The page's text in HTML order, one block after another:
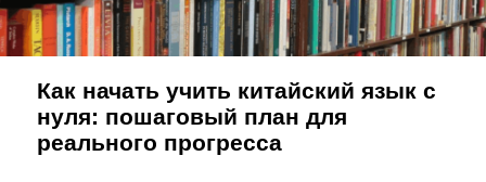
Как начать учить китайский язык с
нуля: пошаговый план для
реального прогресса